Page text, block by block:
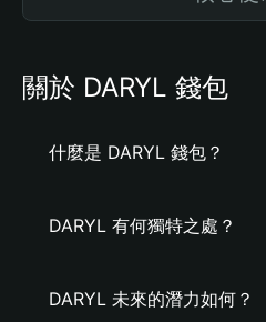
關於 DARYL 錢包
什麼是 DARYL 錢包？
DARYL 有何獨特之處？
DARYL 未來的潛力如何？